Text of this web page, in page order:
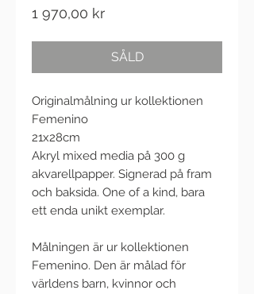
1 970,00 krPris
SÅLD
Originalmålning ur kollektionen
Femenino
21x28cm
Akryl mixed media på 300 g
akvarellpapper. Signerad på fram
och baksida. One of a kind, bara
ett enda unikt exemplar.
Målningen är ur kollektionen
Femenino. Den är målad för
världens barn, kvinnor och